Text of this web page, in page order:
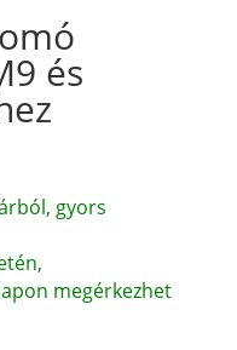
és
gyors
megérkezhet